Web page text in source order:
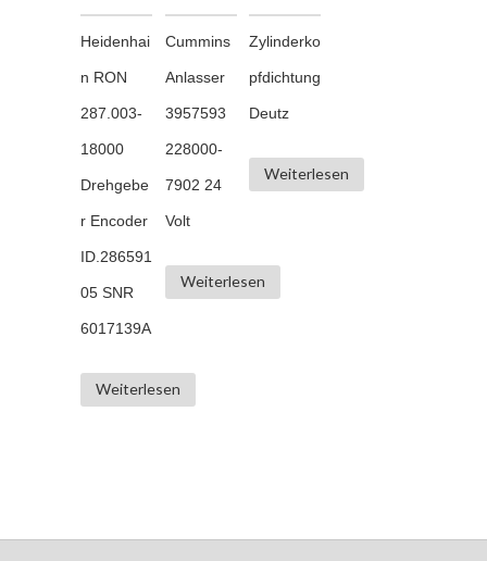
Heidenhai
n RON
287.003-
18000
Drehgebe
r Encoder
ID.286591
05 SNR
6017139A
Weiterlesen
Cummins
Anlasser
3957593
228000-
7902 24
Volt
Weiterlesen
Zylinderko
pfdichtung
Deutz
Weiterlesen